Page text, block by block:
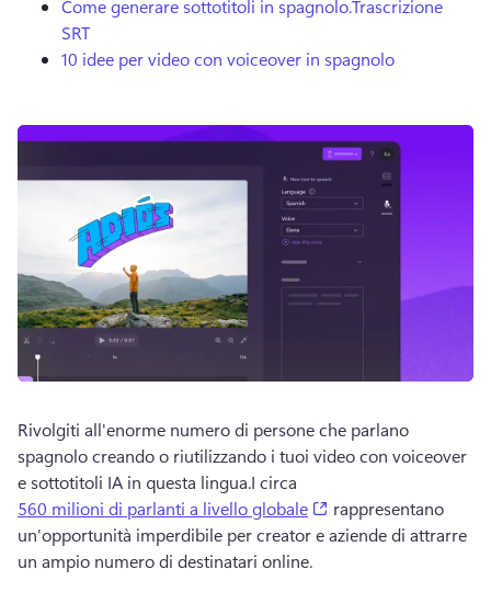
Come generare sottotitoli in spagnolo.Trascrizione
SRT
10 idee per video con voiceover in spagnolo
Rivolgiti all'enorme numero di persone che parlano
spagnolo creando o riutilizzando i tuoi video con voiceover
e sottotitoli IA in questa lingua.I circa
560 milioni di parlanti a livello globale
(opens in a new tab)
rappresentano
un'opportunità imperdibile per creator e aziende di attrarre
un ampio numero di destinatari online.